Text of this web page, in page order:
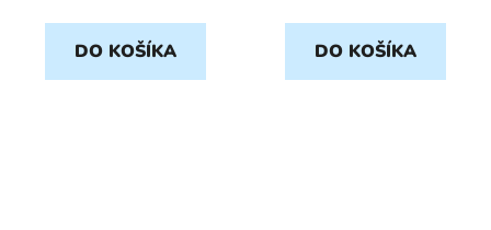
DO KOŠÍKA DO KOŠÍKA